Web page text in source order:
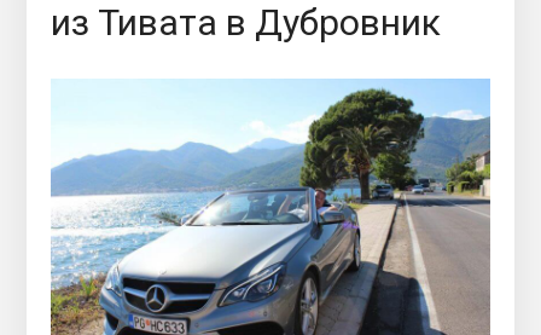
из Тивата в Дубровник